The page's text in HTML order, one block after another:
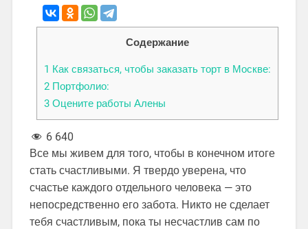
Содержание
1 Как связаться, чтобы заказать торт в Москве:
2 Портфолио:
3 Оцените работы Алены
6 640
Все мы живем для того, чтобы в конечном итоге
стать счастливыми. Я твердо уверена, что
счастье каждого отдельного человека — это
непосредственно его забота. Никто не сделает
тебя счастливым, пока ты несчастлив сам по